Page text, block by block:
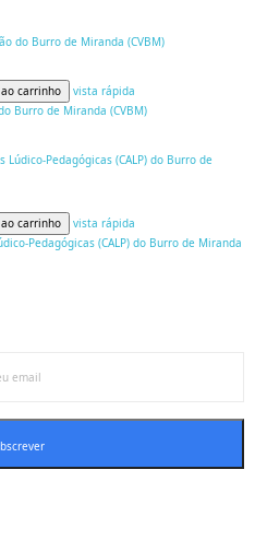
carrinho
vista rápida
Burro de Miranda (CVBM)
carrinho
vista rápida
Pedagógicas (CALP) do Burro de Miranda